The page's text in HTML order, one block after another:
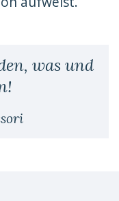
was und